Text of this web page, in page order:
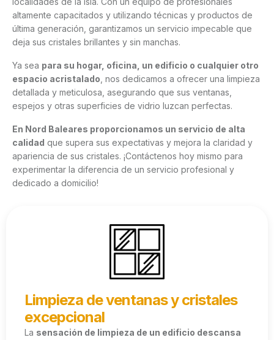
altamente capacitados y utilizando técnicas y productos de
última generación, garantizamos un servicio impecable que
deja sus cristales brillantes y sin manchas.
Ya sea para su hogar, oficina, un edificio o cualquier otro
espacio acristalado , nos dedicamos a ofrecer una limpieza
detallada y meticulosa, asegurando que sus ventanas,
espejos y otras superficies de vidrio luzcan perfectas.
En Nord Baleares proporcionamos un servicio de alta
calidad que supera sus expectativas y mejora la claridad y
apariencia de sus cristales. ¡Contáctenos hoy mismo para
experimentar la diferencia de un servicio profesional y
dedicado a domicilio!
Limpieza de ventanas y cristales
excepcional
La sensación de limpieza de un edificio descansa